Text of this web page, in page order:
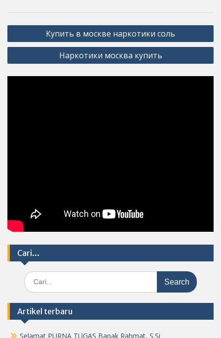
Post
navigation
Купить в москве наркотики соль
Наркотики москва купить
Cari…
Search
for:
Artikel terbaru
Selamat PURNA TUGAS Bapak Rahmat, S.Si